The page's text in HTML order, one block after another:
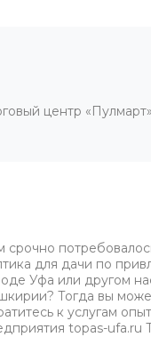
центр
срочно
для дачи по
Уфа или другом
Тогда вы
к услугам
topas-ufa.ru